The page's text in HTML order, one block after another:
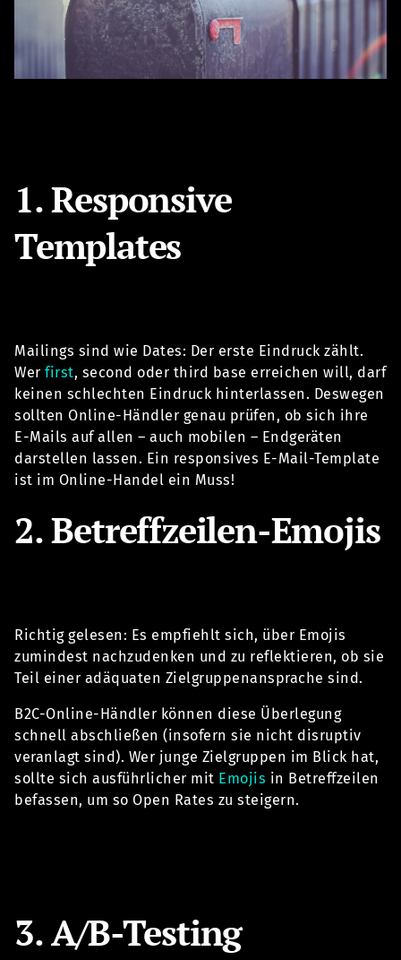
1. Responsive
Templates
Mailings sind wie Dates: Der erste Eindruck zählt.
Wer first, second oder third base erreichen will, darf
keinen schlechten Eindruck hinterlassen. Deswegen
sollten Online-Händler genau prüfen, ob sich ihre
E-Mails auf allen – auch mobilen – Endgeräten
darstellen lassen. Ein responsives E-Mail-Template
ist im Online-Handel ein Muss!
2. Betreffzeilen-Emojis
Richtig gelesen: Es empfiehlt sich, über Emojis
zumindest nachzudenken und zu reflektieren, ob sie
Teil einer adäquaten Zielgruppenansprache sind.
B2C-Online-Händler können diese Überlegung
schnell abschließen (insofern sie nicht disruptiv
veranlagt sind). Wer junge Zielgruppen im Blick hat,
sollte sich ausführlicher mit Emojis in Betreffzeilen
befassen, um so Open Rates zu steigern.
3. A/B-Testing